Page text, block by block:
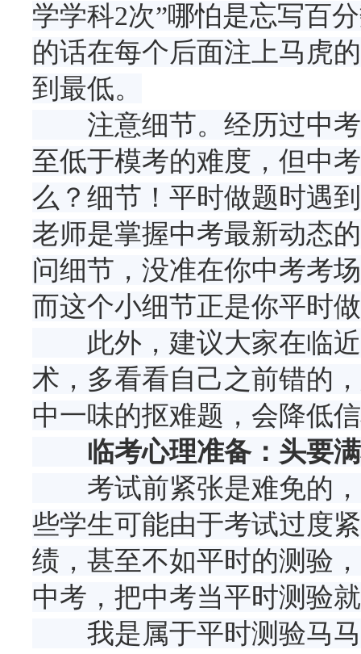
学学科2次”哪怕是忘写百
的话在每个后面注上马虎
到最低。
注意细节。经历过中考
至低于模考的难度，但中
么？细节！平时做题时遇
老师是掌握中考最新动态
问细节，没准在你中考考
而这个小细节正是你平时
此外，建议大家在临近
术，多看看自己之前错的
中一味的抠难题，会降低
临考心理准备：头要满
考试前紧张是难免的，
些学生可能由于考试过度
绩，甚至不如平时的测验
中考，把中考当平时测验
我是属于平时测验马马